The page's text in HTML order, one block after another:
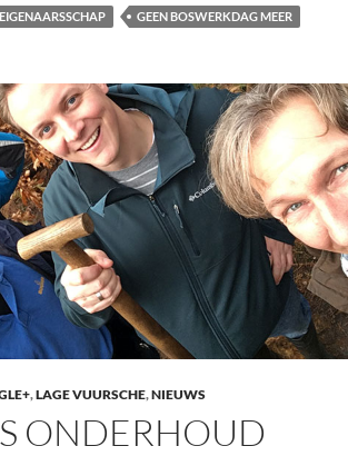
EIGENAARSSCHAP GEEN BOSWERKDAG MEER
,LAGE VUURSCHE,NIEUWS
ONDERHOUD